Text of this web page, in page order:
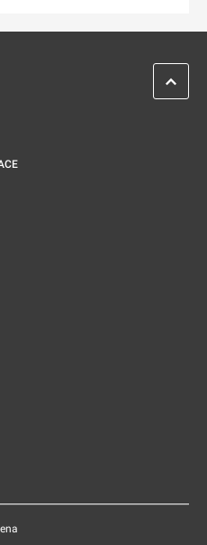
kartě
nové kartě
na nové kartě
se otevře na nové kartě
ZPĚT